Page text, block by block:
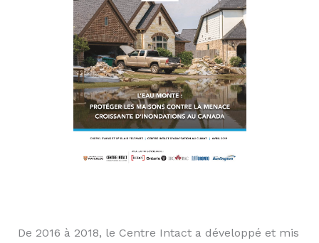
De 2016 à 2018, le Centre Intact a développé et mis